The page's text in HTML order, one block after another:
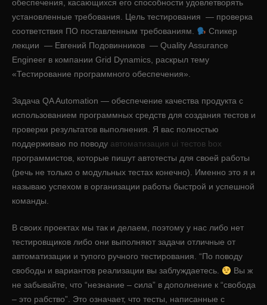
обеспечения, касающихся его способности удовлетворять
установленные требования. Цель тестирования — проверка
соответствия ПО поставленным требованиям.
Спикер
лекции — Евгений Подовинников — Quality Assurance
Engineer в компании Grid Dynamics, раскрыл тему
«Тестирование программного обеспечения».
Задача QA Automation — обеспечение качества продукта с
использованием программных средств для создания тестов и
проверки результатов выполнения. Я вас полностью
поддерживаю по поводу автоматизация ui тестов box
программистов, которые пишут автотесты для своей работы
(речь не только о модульных тестах конечно). Именно это я и
называю успехом в организации работы быстрой и успешной
команды.
В своих проектах мы так и делаем, поэтому у нас либо нет
тестировщиков либо они выполняют задачи отличные от
автоматизации и тупого ручного тестирования. “По поводу
свободы и вариантов реализации вы заблуждаетесь.
Вы ж
не забывайте, что “незнание – сила” в дополнение к “свобода
– это рабство”. Это означает, что тесты, написанные с